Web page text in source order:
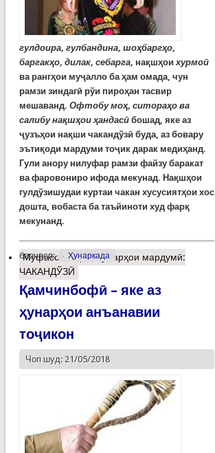
гулдоира, гулбандина, шоҳбаргҳо,
баргакҳо, дилак, себарга, нақшҳоихурмоӣ
ва рангҳои муҷалло ба ҳам омада, чун
рамзи зиндагӣ рўи пироҳан тасвир
мешаванд. Офтобу моҳ, ситораҳо ва
салибу нақшҳои ҳандасӣбошад, яке аз
ҷузъҳои нақши чакандўзӣ буда, аз бовару
эътиқоди мардуми тоҷик дарак медиҳанд.
Гули анору нилуфар рамзи файзу баракат
ва фаровониро ифода мекунад. Нақшҳои
гулдўзишудаи куртаи чакан хусусиятҳои хос
дошта, вобаста ба таъйиноти худ фарқ
мекунанд.
барчасп: Ҳунаркада
Муфассалтаро Ҳунарҳои мардумӣ:
ЧАКАНДЎЗӢ
Қамчинбофӣ – яке аз
ҳунарҳои анъанавии
тоҷикон
Чоп шуд: 21/05/2018